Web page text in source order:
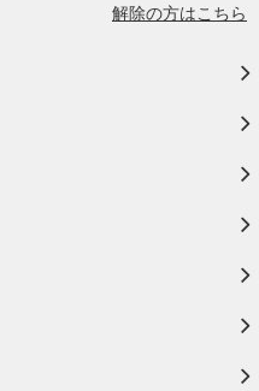
解除の方はこちら